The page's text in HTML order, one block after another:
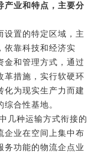
产业和特点，主要分
设置的特定区域，主
依靠科技和经济实
金和管理方式，通过
革措施，实行软硬环
化为现实生产力而建
合性基地。
几种运输方式衔接的
企业在空间上集中布
务功能的物流企点业